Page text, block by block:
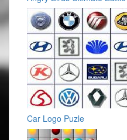
Car Logo Puzle